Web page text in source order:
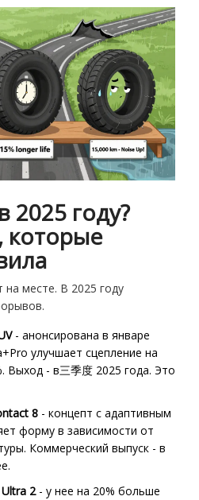
2025 году?
которые
на месте. В 2025 году
- анонсирована в январе
улучшает сцепление на
Выход - в三季度 2025 года. Это
8 - концепт с адаптивным
форму в зависимости от
Коммерческий выпуск - в
2- у нее на 20% больше